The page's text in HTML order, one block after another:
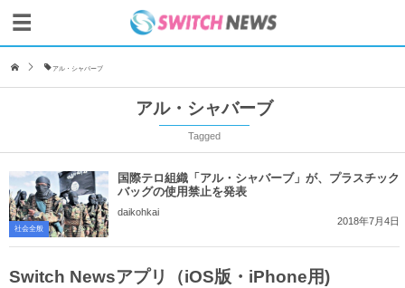
アル・シャバーブ
アル・シャバーブ
Tagged
社会全般
国際テロ組織「アル・シャバーブ」が、プラスチック
バッグの使用禁止を発表
daikohkai
2018年7月4日
Switch Newsアプリ（iOS版・iPhone用)